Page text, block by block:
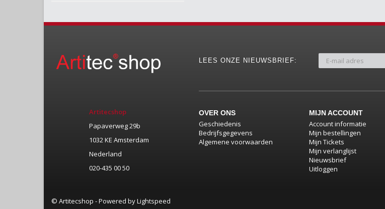
Artitecshop
Papaverweg 29b
1032 KE Amsterdam
Nederland
020-435 00 50
LEES ONZE NIEUWSBRIEF:
OVER ONS
Geschiedenis
Bedrijfsgegevens
Algemene voorwaarden
MIJN ACCOUNT
Account informatie
Mijn bestellingen
Mijn Tickets
Mijn verlanglijst
Nieuwsbrief
Uitloggen
© Artitecshop - Powered byLightspeed